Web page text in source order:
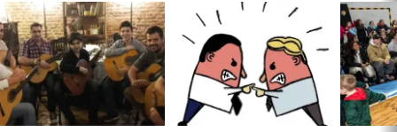
LATEST
STORIES